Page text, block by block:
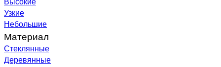
Узкие
Небольшие
Материал
Стеклянные
Деревянные